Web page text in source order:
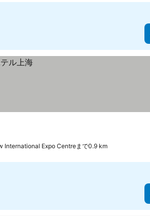
International Expo Centreまで0.9 km